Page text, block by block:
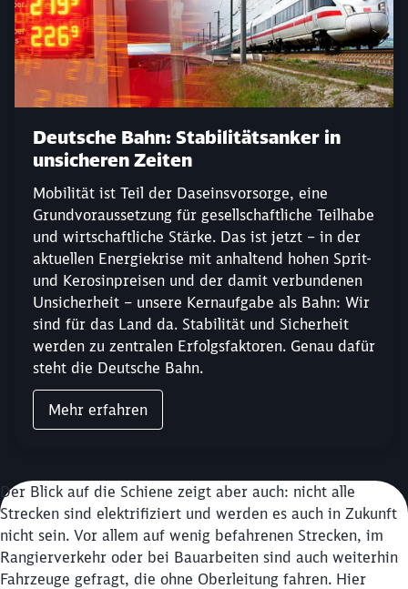
Deutsche Bahn: Stabilitätsanker in
unsicheren Zeiten
Mobilität ist Teil der Daseinsvorsorge, eine
Grundvoraussetzung für gesellschaftliche Teilhabe
und wirtschaftliche Stärke. Das ist jetzt – in der
aktuellen Energiekrise mit anhaltend hohen Sprit-
und Kerosinpreisen und der damit verbundenen
Unsicherheit – unsere Kernaufgabe als Bahn: Wir
sind für das Land da. Stabilität und Sicherheit
werden zu zentralen Erfolgsfaktoren. Genau dafür
steht die Deutsche Bahn.
Mehr erfahren
Der Blick auf die Schiene zeigt aber auch: nicht alle
Strecken sind elektrifiziert und werden es auch in Zukunft
nicht sein. Vor allem auf wenig befahrenen Strecken, im
Rangierverkehr oder bei Bauarbeiten sind auch weiterhin
Fahrzeuge gefragt, die ohne Oberleitung fahren. Hier